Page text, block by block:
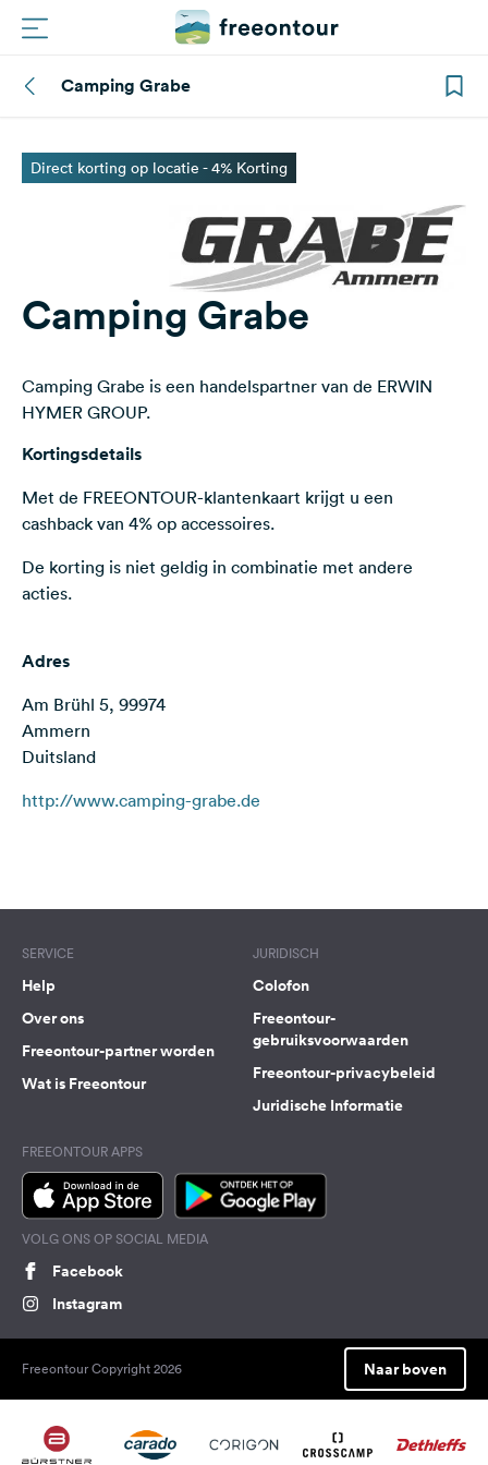
Routes
Campings
Nieuwsbrief
Vragen &
Feedback
Nederlands
ons
social
media
Camping Grabe
Direct korting op locatie - 4% Korting
Camping Grabe
Camping Grabe is een handelspartner van de ERWIN
HYMER GROUP.
Kortingsdetails
Met de FREEONTOUR-klantenkaart krijgt u een
cashback van 4% op accessoires.
De korting is niet geldig in combinatie met andere
acties.
Adres
Am Brühl 5, 99974
Ammern
Duitsland
http://www.camping-grabe.de
SERVICE
Help
Over ons
Freeontour-partner worden
Wat is Freeontour
JURIDISCH
Colofon
Freeontour-
gebruiksvoorwaarden
Freeontour-privacybeleid
Juridische Informatie
FREEONTOUR APPS
VOLG ONS OP SOCIAL MEDIA
Facebook
Instagram
Freeontour Copyright 2026 Naar boven